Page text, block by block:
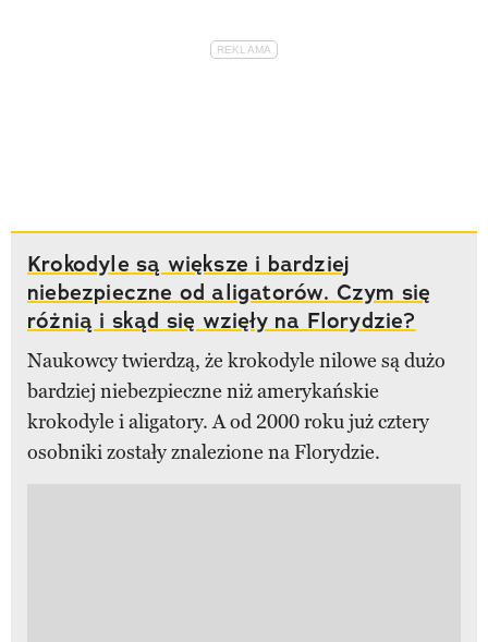
Krokodyle są większe i bardziej
niebezpieczne od aligatorów. Czym się
różnią i skąd się wzięły na Florydzie?
Naukowcy twierdzą, że krokodyle nilowe są dużo
bardziej niebezpieczne niż amerykańskie
krokodyle i aligatory. A od 2000 roku już cztery
osobniki zostały znalezione na Florydzie.